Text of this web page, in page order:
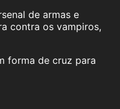
de armas e
contra os vampiros,
forma de cruz para